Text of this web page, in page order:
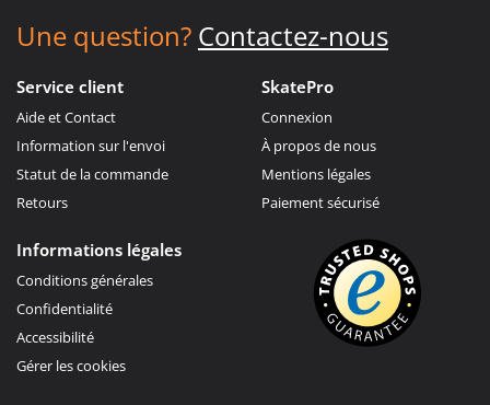
Une question? Contactez-nous
Service client
Aide et Contact
Information sur l'envoi
Statut de la commande
Retours
SkatePro
Connexion
À propos de nous
Mentions légales
Paiement sécurisé
Informations légales
Conditions générales
Confidentialité
Accessibilité
Gérer les cookies